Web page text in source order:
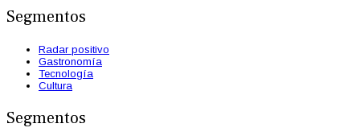
Segmentos
Radar positivo
Gastronomía
Tecnología
Cultura
Segmentos